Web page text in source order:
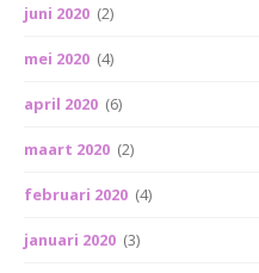
juni 2020 (2)
mei 2020 (4)
april 2020 (6)
maart 2020 (2)
februari 2020 (4)
januari 2020 (3)